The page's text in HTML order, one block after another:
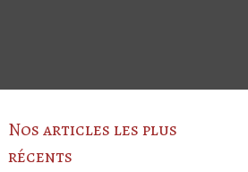
Nos articles les plus
récents